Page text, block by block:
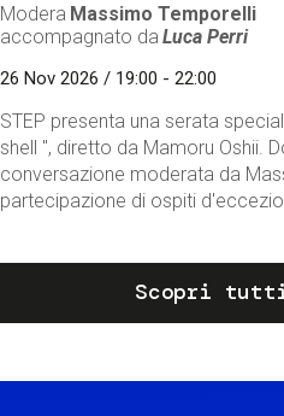
Modera Massimo Temporelli
accompagnato da Luca Perri
26 Nov 2026 / 19:00 - 22:00
STEP presenta una serata
shell ", diretto da Mamoru Oshii.
conversazione moderata da
partecipazione di ospiti
Scopri